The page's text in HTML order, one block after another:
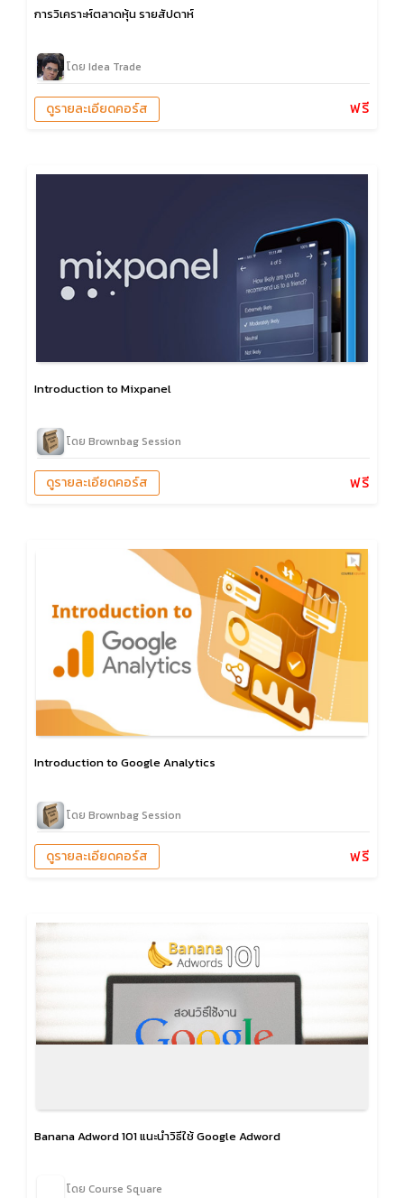
การวิเคราะห์ตลาดหุ้น รายสัปดาห์
โดย Idea Trade
ฟรี
ดูรายละเอียดคอร์ส
Introduction to Mixpanel
โดย Brownbag Session
ฟรี
ดูรายละเอียดคอร์ส
Introduction to Google Analytics
โดย Brownbag Session
ฟรี
ดูรายละเอียดคอร์ส
Banana Adword 101 แนะนำวิธีใช้ Google Adword
โดย Course Square